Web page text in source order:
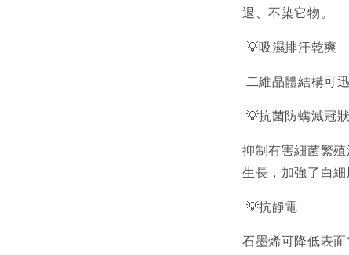
退、不染它物。
💡吸濕排汗乾爽
二維晶體結構可
💡抗菌防螨滅冠
抑制有害細菌繁
生長，加強了白
💡抗靜電
石墨烯可降低表